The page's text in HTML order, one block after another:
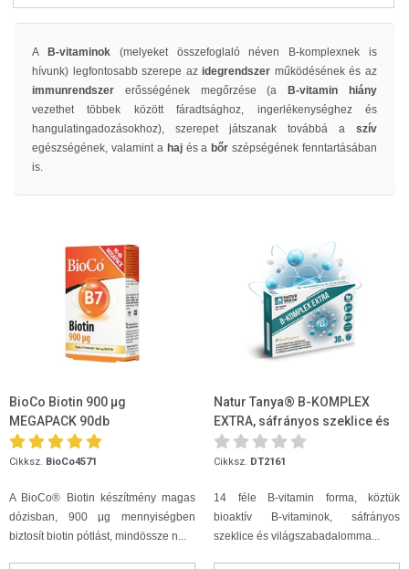
A B-vitaminok (melyeket összefoglaló néven B-komplexnek is
hívunk) legfontosabb szerepe az idegrendszer működésének és az
immunrendszer erősségének megőrzése (a
B-vitamin hiány
vezethet többek között fáradtsághoz, ingerlékenységhez és
hangulatingadozásokhoz), szerepet játszanak továbbá a szív
egészségének, valamint a haj és a bőrszépségének fenntartásában
is.
BioCo Biotin 900 µg
MEGAPACK 90db
Cikksz. BioCo4571
A BioCo® Biotin készítmény magas
dózisban, 900 μg mennyiségben
biztosít biotin pótlást, mindössze n...
Natur Tanya® B-KOMPLEX
EXTRA, sáfrányos szeklice és
fekete bors kivonat 30db
Cikksz. DT2161
14 féle B-vitamin forma, köztük
bioaktív B-vitaminok, sáfrányos
szeklice és világszabadalomma...